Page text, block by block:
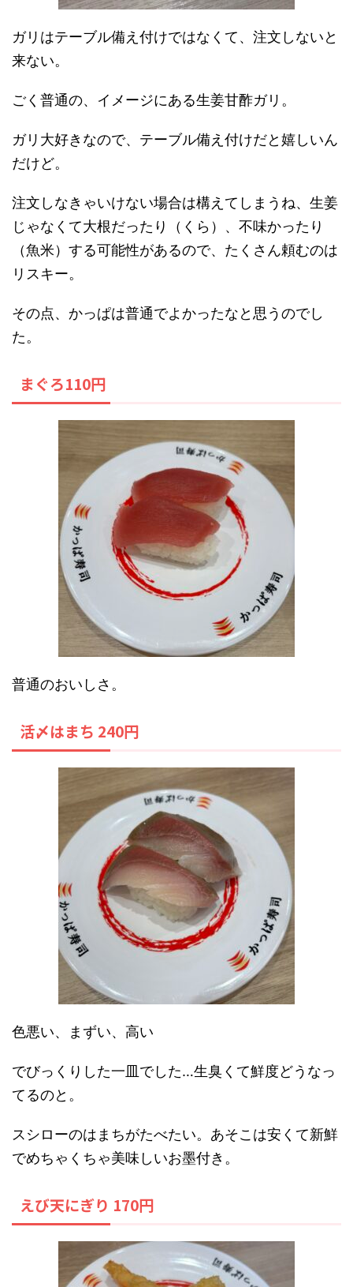
ガリはテーブル備え付けではなくて、注文しないと
来ない。
ごく普通の、イメージにある生姜甘酢ガリ。
ガリ大好きなので、テーブル備え付けだと嬉しいん
だけど。
注文しなきゃいけない場合は構えてしまうね、生姜
じゃなくて大根だったり（くら）、不味かったり
（魚米）する可能性があるので、たくさん頼むのは
リスキー。
その点、かっぱは普通でよかったなと思うのでし
た。
まぐろ110円
普通のおいしさ。
活〆はまち 240円
色悪い、まずい、高い
でびっくりした一皿でした…生臭くて鮮度どうなっ
てるのと。
スシローのはまちがたべたい。あそこは安くて新鮮
でめちゃくちゃ美味しいお墨付き。
えび天にぎり 170円